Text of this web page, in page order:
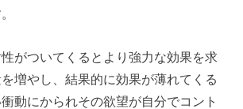
がついてくるとより強力な効果を求
増やし、結果的に効果が薄れてくる
動にかられその欲望が自分でコント